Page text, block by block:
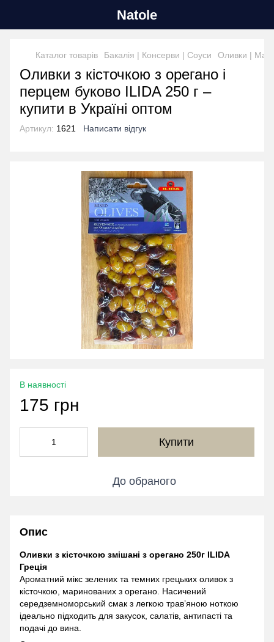
Natole
Каталог товарів Бакалія | Консерви | Соуси Оливки |
Оливки з кісточкою з орегано і
перцем буково ILIDA 250 г –
купити в Україні оптом
Артикул: 1621 Написати відгук
В наявності
175 грн
Купити
До обраного
Опис
Оливки з кісточкою змішані з орегано 250г ILIDA
Греція
Ароматний мікс зелених та темних грецьких оливок з
кісточкою, маринованих з орегано. Насичений
середземноморський смак з легкою трав’яною ноткою
ідеально підходить для закусок, салатів, антипасті та
подачі до вина.